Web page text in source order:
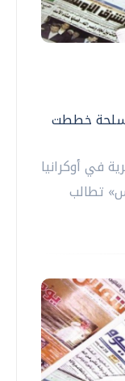
خططت
في أوكرانيا
تطالب